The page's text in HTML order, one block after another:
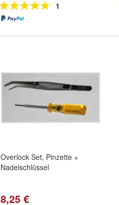
1
Overlock Set, Pinzette +
Nadelschlüssel
8,25 €